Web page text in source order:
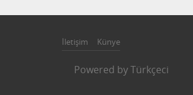
İletişim Künye
Powered byTürkçeci